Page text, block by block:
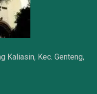
Kaliasin, Kec. Genteng,